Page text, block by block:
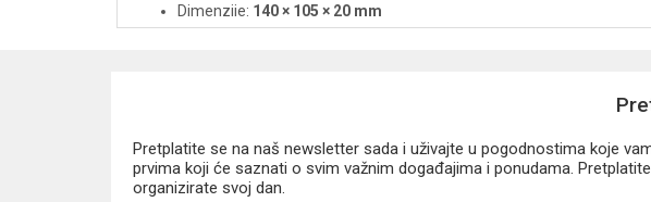
Dimenzije: 140 × 105 × 20 mm
Težina:52 g
Novčanik Football idealan je za školu, sportske aktivnosti, izlete i
Pretplatite se na naš newsletter sada i uživajte u pogodnostima koje
prvima koji će saznati o svim važnim događajima i ponudama.
organizirate svoj dan.